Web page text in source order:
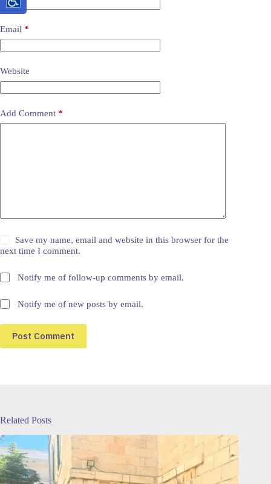
Email *
Website
Add Comment *
Save my name, email and website in this browser for the
next time I comment.
Notify me of follow-up comments by email.
Notify me of new posts by email.
Post Comment
Related Posts